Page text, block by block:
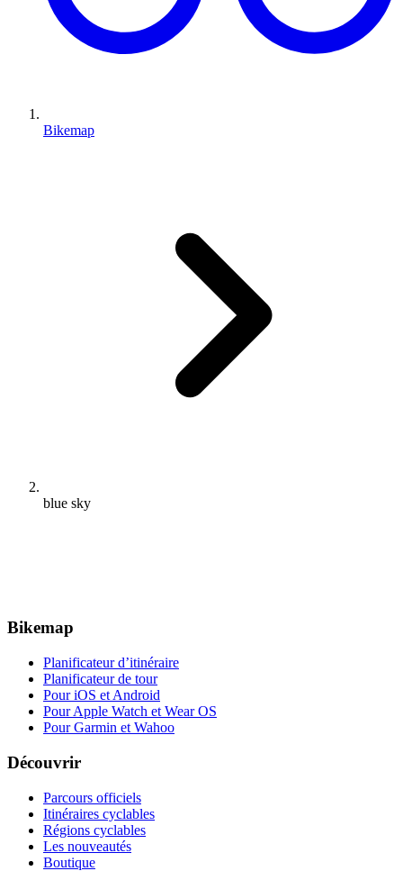
Bikemap
blue sky
Bikemap
Planificateur d’itinéraire
Planificateur de tour
Pour iOS et Android
Pour Apple Watch et Wear OS
Pour Garmin et Wahoo
Découvrir
Parcours officiels
Itinéraires cyclables
Régions cyclables
Les nouveautés
Boutique